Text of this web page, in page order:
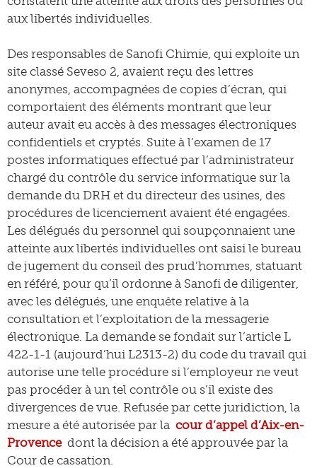
aux libertés individuelles.
Des responsables de Sanofi Chimie, qui exploite un
site classé Seveso 2, avaient reçu des lettres
anonymes, accompagnées de copies d’écran, qui
comportaient des éléments montrant que leur
auteur avait eu accès à des messages électroniques
confidentiels et cryptés. Suite à l’examen de 17
postes informatiques effectué par l’administrateur
chargé du contrôle du service informatique sur la
demande du DRH et du directeur des usines, des
procédures de licenciement avaient été engagées.
Les délégués du personnel qui soupçonnaient une
atteinte aux libertés individuelles ont saisi le bureau
de jugement du conseil des prud’hommes, statuant
en référé, pour qu’il ordonne à Sanofi de diligenter,
avec les délégués, une enquête relative à la
consultation et l’exploitation de la messagerie
électronique. La demande se fondait sur l’article L
422-1-1 (aujourd’hui L2313-2) du code du travail qui
autorise une telle procédure si l’employeur ne veut
pas procéder à un tel contrôle ou s’il existe des
divergences de vue. Refusée par cette juridiction, la
mesure a été autorisée par la cour d’appel d’Aix-en-
Provence dont la décision a été approuvée par la
Cour de cassation.